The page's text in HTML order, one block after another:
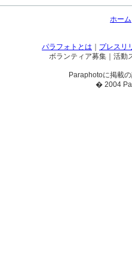
ホーム
パラフォトとは
プレスリ
ボランティア募集｜活動
Paraphotoに掲載
� 2004